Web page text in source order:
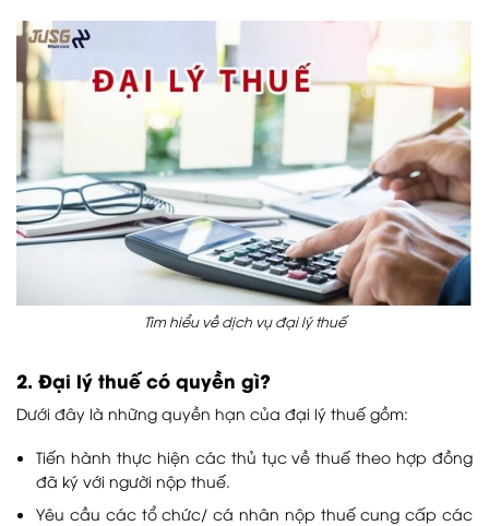
Tìm hiểu về dịch vụ đại lý thuế
2. Đại lý thuế có quyền gì?
Dưới đây là những quyền hạn của đại lý thuế gồm:
Tiến hành thực hiện các thủ tục về thuế theo hợp đồng
đã ký với người nộp thuế.
Yêu cầu các tổ chức/ cá nhân nộp thuế cung cấp các